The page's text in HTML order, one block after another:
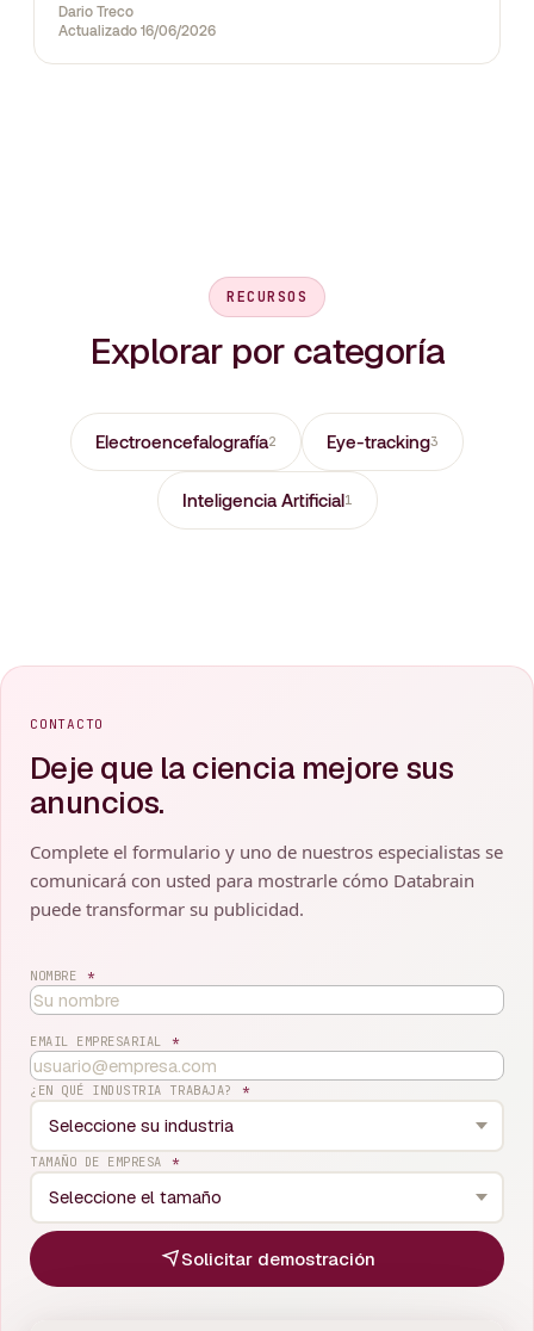
Dario Treco
Actualizado 16/06/2026
RECURSOS
Explorar por categoría
Electroencefalografía2 Eye-tracking3
Inteligencia Artificial1
CONTACTO
Deje que la ciencia mejore sus
anuncios.
Complete el formulario y uno de nuestros especialistas se
comunicará con usted para mostrarle cómo Databrain
puede transformar su publicidad.
NOMBRE *
EMAIL EMPRESARIAL *
¿EN QUÉ INDUSTRIA TRABAJA? *
TAMAÑO DE EMPRESA *
Solicitar demostración